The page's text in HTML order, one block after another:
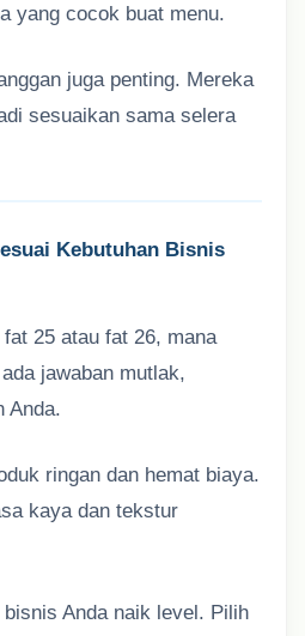
yang cocok buat menu.
juga penting. Mereka
sesuaikan sama selera
Kebutuhan Bisnis
25 atau fat 26, mana
jawaban mutlak,
Anda.
ringan dan hemat biaya.
kaya dan tekstur
bisnis Anda naik level. Pilih